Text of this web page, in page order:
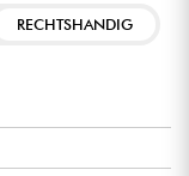
RECHTSHANDIG